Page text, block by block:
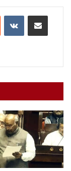
Reddit VKontakteShare via Email